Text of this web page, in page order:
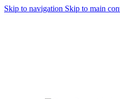
Skip to navigation Skip to main